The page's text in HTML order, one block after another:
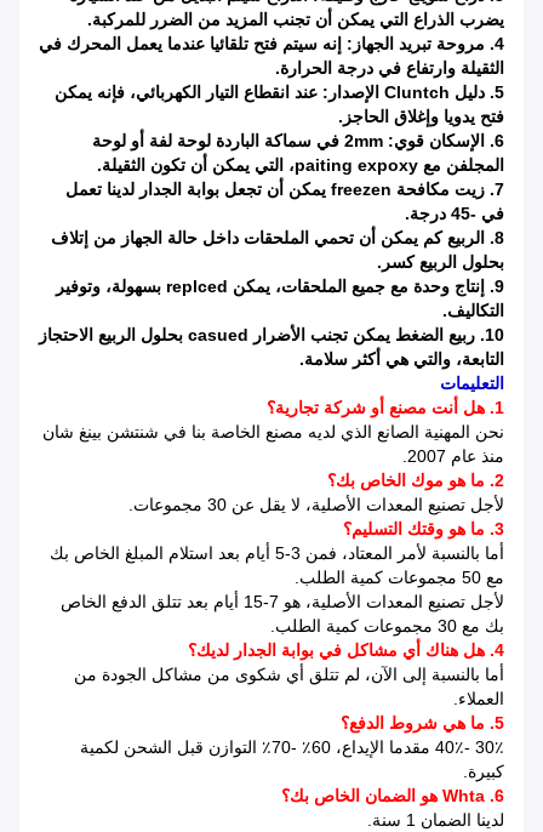
يضرب الذراع التي يمكن أن تجنب المزيد من الضرر للمركبة.
4. مروحة تبريد الجهاز: إنه سيتم فتح تلقائيا عندما يعمل المحرك في
الثقيلة وارتفاع في درجة الحرارة.
5. دليل Cluntch الإصدار: عند انقطاع التيار الكهربائي، فإنه يمكن
فتح يدويا وإغلاق الحاجز.
6. الإسكان قوي: 2mm في سماكة الباردة لوحة لفة أو لوحة
المجلفن مع paiting expoxy، التي يمكن أن تكون الثقيلة.
7. زيت مكافحة freezen يمكن أن تجعل بوابة الجدار لدينا تعمل
في -45 درجة.
8. الربيع كم يمكن أن تحمي الملحقات داخل حالة الجهاز من إتلاف
بحلول الربيع كسر.
9. إنتاج وحدة مع جميع الملحقات، يمكن replced بسهولة، وتوفير
التكاليف.
10. ربيع الضغط يمكن تجنب الأضرار casued بحلول الربيع الاحتجاز
التابعة، والتي هي أكثر سلامة.
التعليمات
1. هل أنت مصنع أو شركة تجارية؟
نحن المهنية الصانع الذي لديه مصنع الخاصة بنا في شنتشن بينغ شان
منذ عام 2007.
2. ما هو موك الخاص بك؟
لأجل تصنيع المعدات الأصلية، لا يقل عن 30 مجموعات.
3. ما هو وقتك التسليم؟
أما بالنسبة لأمر المعتاد، فمن 3-5 أيام بعد استلام المبلغ الخاص بك
مع 50 مجموعات كمية الطلب.
لأجل تصنيع المعدات الأصلية، هو 7-15 أيام بعد تتلق الدفع الخاص
بك مع 30 مجموعات كمية الطلب.
4. هل هناك أي مشاكل في بوابة الجدار لديك؟
أما بالنسبة إلى الآن، لم تتلق أي شكوى من مشاكل الجودة من
العملاء.
5. ما هي شروط الدفع؟
30٪ -40٪ مقدما الإيداع، 60٪ -70٪ التوازن قبل الشحن لكمية
كبيرة.
6. Whta هو الضمان الخاص بك؟
لدينا الضمان 1 سنة.